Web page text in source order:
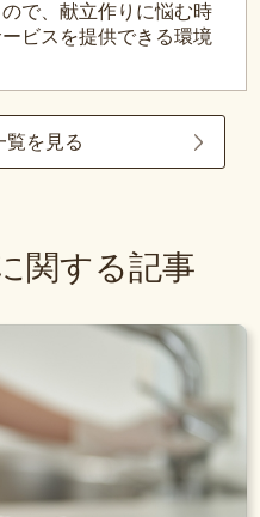
で、献立作りに悩む時
ビスを提供できる環境
覧を見る
関する記事